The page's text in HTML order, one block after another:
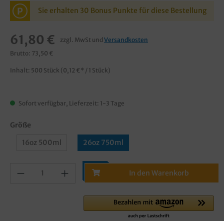
P Sie erhalten 30 Bonus Punkte für diese Bestellung
61,80 € zzgl. MwSt und Versandkosten
Brutto: 73,50 €
Inhalt: 500 Stück (0,12 €* / 1 Stück)
Sofort verfügbar, Lieferzeit: 1-3 Tage
Größe
16oz 500ml
26oz 750ml
In den Warenkorb